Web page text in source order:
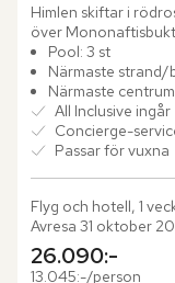
Himlen skiftar i
över
ut sig – ett paradis
Pool: 3 st
Närmaste strand/
Närmaste
All Inclusive ingår
Concierge-
Passar för vuxna
Flyg och hotell, 1
Avresa 31 oktober
26.090:-
13.045:-/person